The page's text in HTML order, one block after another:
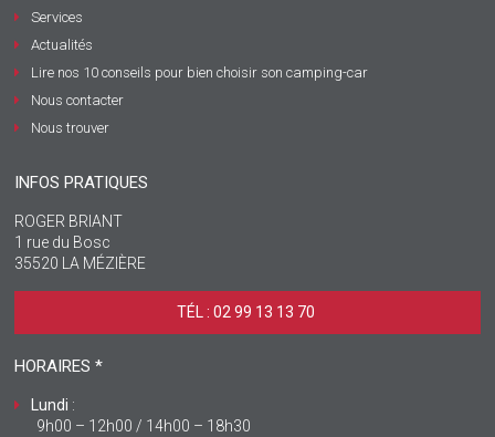
Services
Actualités
Lire nos 10 conseils pour bien choisir son camping-car
Nous contacter
Nous trouver
INFOS PRATIQUES
ROGER BRIANT
1 rue du Bosc
35520 LA MÉZIÈRE
TÉL : 02 99 13 13 70 ‎
HORAIRES *
Lundi :
9h00 – 12h00 / 14h00 – 18h30